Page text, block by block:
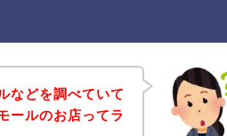
などを調べていて
ールのお店ってラ